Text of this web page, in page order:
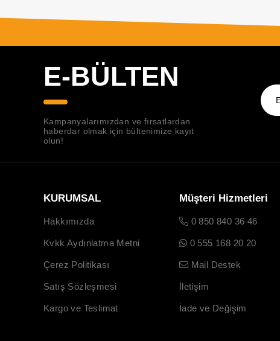
E-BÜLTEN
Kampanyalarımızdan ve fırsatlardan
haberdar olmak için bültenimize kayıt
olun!
KURUMSAL
Hakkımızda
Kvkk Aydınlatma Metni
Çerez Politikası
Satış Sözleşmesi
Kargo ve Teslimat
Müşteri Hizmetleri
0 850 840 36 46
0 555 168 20 20
Mail Destek
İletişim
İade ve Değişim